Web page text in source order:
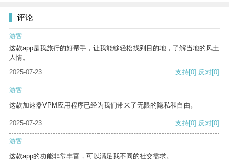
评论
游客
这款app是我旅行的好帮手，让我能够轻松找到目的地，了解当地的风土
人情。
2025-07-23
支持[0] 反对[0]
游客
这款加速器VPM应用程序已经为我们带来了无限的隐私和自由。
2025-07-23 支持[0] 反对[0]
游客
这款app的功能非常丰富，可以满足我不同的社交需求。